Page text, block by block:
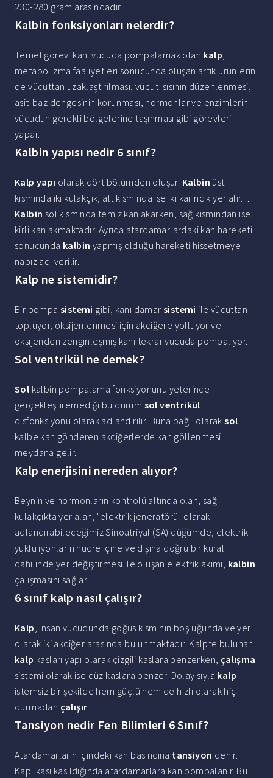
230-280 gram arasındadır.
Kalbin fonksiyonları nelerdir?
Temel görevi kanı vücuda pompalamak olan kalp,
metabolizma faaliyetleri sonucunda oluşan artık ürünlerin
de vücuttan uzaklaştırılması, vücut ısısının düzenlenmesi,
asit-baz dengesinin korunması, hormonlar ve enzimlerin
vücudun gerekli bölgelerine taşınması gibi görevleri
yapar.
Kalbin yapısı nedir 6 sınıf?
Kalp yapı olarak dört bölümden oluşur. Kalbin üst
kısmında iki kulakçık, alt kısmında ise iki karıncık yer alır. ...
Kalbin sol kısmında temiz kan akarken, sağ kısmından ise
kirli kan akmaktadır. Ayrıca atardamarlardaki kan hareketi
sonucunda kalbin yapmış olduğu hareketi hissetmeye
nabız adı verilir.
Kalp ne sistemidir?
Bir pompa sistemi gibi, kanı damarsistemi ile vücuttan
topluyor, oksijenlenmesi için akciğere yolluyor ve
oksijenden zenginleşmiş kanı tekrar vücuda pompalıyor.
Sol ventrikül ne demek?
Sol kalbin pompalama fonksiyonunu yeterince
gerçekleştiremediği bu durum sol ventrikül
disfonksiyonu olarak adlandırılır. Buna bağlı olaraksol
kalbe kan gönderen akciğerlerde kan göllenmesi
meydana gelir.
Kalp enerjisini nereden alıyor?
Beynin ve hormonların kontrolü altında olan, sağ
kulakçıkta yer alan, "elektrik jeneratörü" olarak
adlandırabileceğimiz Sinoatriyal (SA) düğümde, elektrik
yüklü iyonların hücre içine ve dışına doğru bir kural
dahilinde yer değiştirmesi ile oluşan elektrik akımı, kalbin
çalışmasını sağlar.
6 sınıf kalp nasıl çalışır?
Kalp, insan vücudunda göğüs kısmının boşluğunda ve yer
olarak iki akciğer arasında bulunmaktadır. Kalpte bulunan
kalp kasları yapı olarak çizgili kaslara benzerken, çalışma
sistemi olarak ise düz kaslara benzer. Dolayısıyla kalp
istemsiz bir şekilde hem güçlü hem de hızlı olarak hiç
durmadan çalışır.
Tansiyon nedir Fen Bilimleri 6 Sınıf?
Atardamarların içindeki kan basıncına tansiyon denir.
Kapl kası kasıldığında atardamarlara kan pompalanır. Bu